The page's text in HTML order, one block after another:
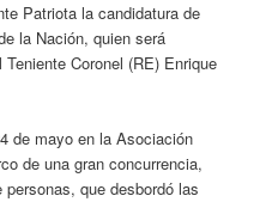
Patriota la candidatura de
la Nación, quien será
Coronel (RE) Enrique
de mayo en la Asociación
de una gran concurrencia,
que desbordó las